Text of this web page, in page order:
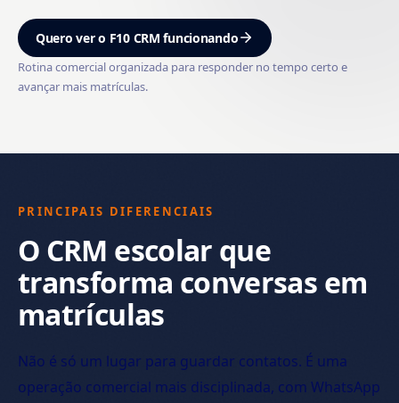
Quero ver o F10 CRM funcionando
Rotina comercial organizada para responder no tempo certo e
avançar mais matrículas.
PRINCIPAIS DIFERENCIAIS
O CRM escolar que
transforma conversas em
matrículas
Não é só um lugar para guardar contatos. É uma
operação comercial mais disciplinada, com WhatsApp